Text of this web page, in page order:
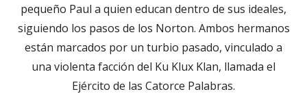
pequeño Paul a quien educan dentro de sus ideales,
siguiendo los pasos de los Norton. Ambos hermanos
están marcados por un turbio pasado, vinculado a
una violenta facción del Ku Klux Klan, llamada el
Ejército de las Catorce Palabras.